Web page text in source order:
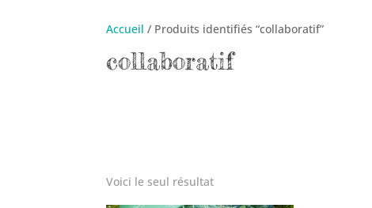
Accueil / Produits identifiés “collaboratif”
collaboratif
Voici le seul résultat